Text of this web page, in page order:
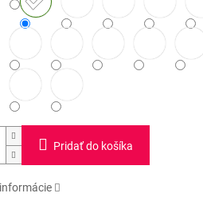
Pridať do košíka